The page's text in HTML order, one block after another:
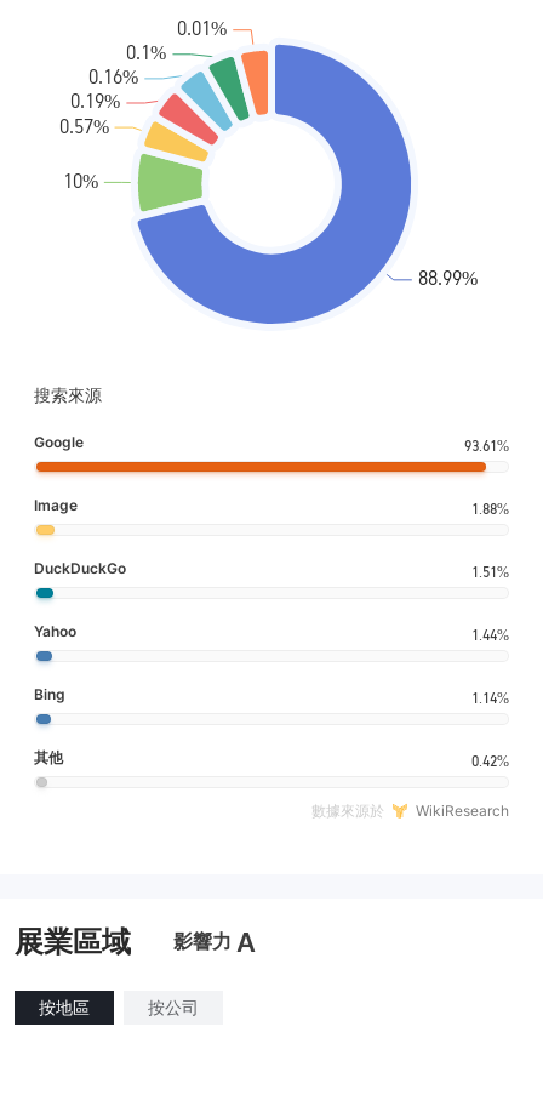
搜索來源
Google 93.61%
Image 1.88%
DuckDuckGo 1.51%
Yahoo 1.44%
Bing 1.14%
其他 0.42%
數據來源於 WikiResearch
展業區域 影響力 A
按地區 按公司